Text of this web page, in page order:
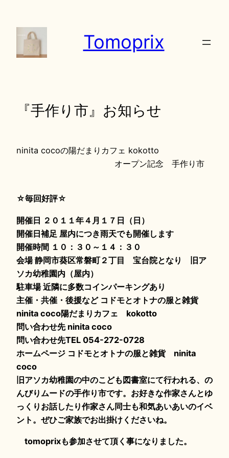
Tomoprix
『手作り市』お知らせ
ninita cocoの陽だまりカフェ kokotto
オープン記念 手作り市
☆毎回好評☆
開催日 ２０１１年４月１７日（日）
開催日補足 屋内につき雨天でも開催します
開催時間 １０：３０～１４：３０
会場 静岡市葵区常磐町２丁目 宝台院となり 旧ア
ソカ幼稚園内（屋内）
駐車場 近隣に多数コインパーキングあり
主催・共催・後援など コドモとオトナの服と雑貨
ninita coco陽だまりカフェ kokotto
問い合わせ先 ninita coco
問い合わせ先TEL 054-272-0728
ホームページ コドモとオトナの服と雑貨 ninita
coco
旧アソカ幼稚園の中のこども図書室にて行われる、の
んびりムードの手作り市です。お好きな作家さんとゆ
っくりお話したり作家さん同士も和気あいあいのイベ
ント。ぜひご家族でお出掛けくださいね。
tomoprixも参加させて頂く事になりました。